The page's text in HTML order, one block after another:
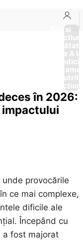
Boli si
Afectiuni
Sănătate
de la A
în 2026:
impactului
provocările
ce mai complexe,
dificile ale
Începând cu
a fost majorat